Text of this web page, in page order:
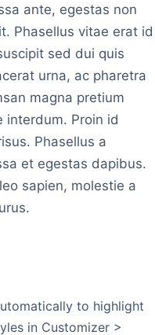
ante, egestas non
Phasellus vitae erat id
sed dui quis
urna, ac pharetra
magna pretium
interdum. Proin id
Phasellus a
et egestas dapibus.
sapien, molestie a
to highlight
in Customizer >